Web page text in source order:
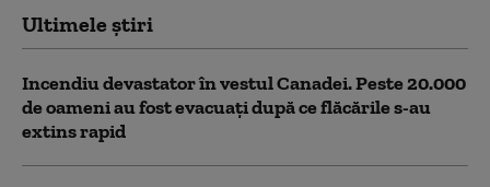
Ultimele știri
Incendiu devastator în vestul Canadei. Peste 20.000
de oameni au fost evacuați după ce flăcările s-au
extins rapid